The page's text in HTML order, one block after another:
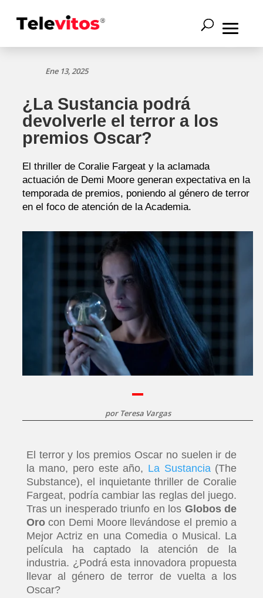
Ene 13, 2025
¿La Sustancia podrá
devolverle el terror a los
premios Oscar?
El thriller de Coralie Fargeat y la aclamada
actuación de Demi Moore generan expectativa en la
temporada de premios, poniendo al género de terror
en el foco de atención de la Academia.
por Teresa Vargas
El terror y los premios Oscar no suelen ir de
la mano, pero este año, La Sustancia (The
Substance), el inquietante thriller de Coralie
Fargeat, podría cambiar las reglas del juego.
Tras un inesperado triunfo en los Globos de
Orocon Demi Moore llevándose el premio a
Mejor Actriz en una Comedia o Musical. La
película ha captado la atención de la
industria. ¿Podrá esta innovadora propuesta
llevar al género de terror de vuelta a los
Oscar?